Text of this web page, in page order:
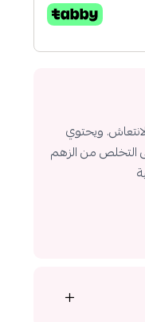
ويحتوي
التخلص من الزهم